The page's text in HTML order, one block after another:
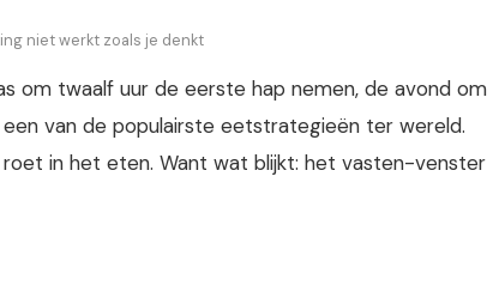
niet werkt zoals je denkt
om twaalf uur de eerste hap nemen, de avond om
van de populairste eetstrategieën ter wereld.
in het eten. Want wat blijkt: het vasten-venster